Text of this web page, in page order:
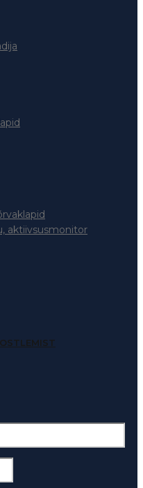
aktiivsusmonitor